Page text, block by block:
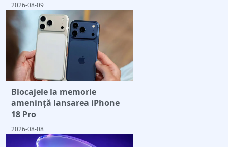
2026-08-09
Blocajele la memorie
amenință lansarea iPhone
18 Pro
2026-08-08